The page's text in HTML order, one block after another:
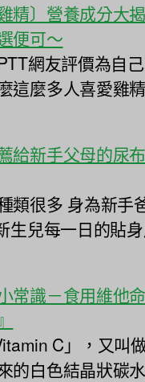
雞精〕營養成分大
便可～
網友評價為自
這麼多人喜愛雞
薦給新手父母的尿
類很多 身為新手
生兒每一日的貼
常識－食用維他
C」，又叫
的白色結晶狀碳